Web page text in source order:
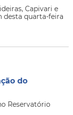
Capivari e
desta quarta-feira
do
Reservatório